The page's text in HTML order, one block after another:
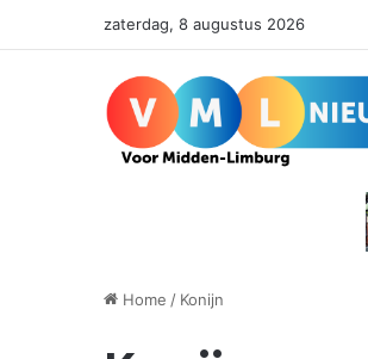
zaterdag, 8 augustus 2026
Home / Konijn